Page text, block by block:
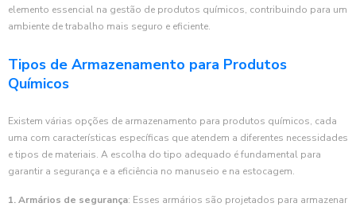
elemento essencial na gestão de produtos químicos, contribuindo para um
ambiente de trabalho mais seguro e eficiente.
Tipos de Armazenamento para Produtos
Químicos
Existem várias opções de armazenamento para produtos químicos, cada
uma com características específicas que atendem a diferentes necessidades
e tipos de materiais. A escolha do tipo adequado é fundamental para
garantir a segurança e a eficiência no manuseio e na estocagem.
1. Armários de segurança: Esses armários são projetados para armazenar